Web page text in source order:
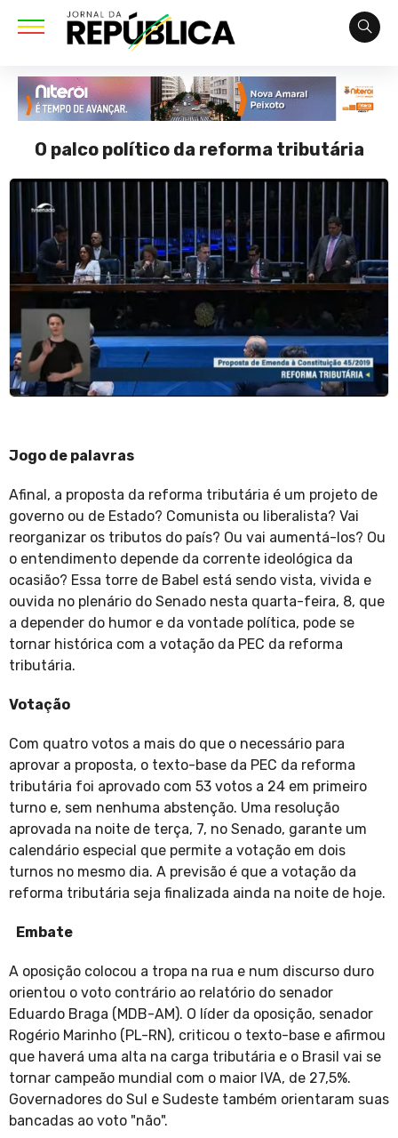
O palco político da reforma tributária
Jogo de palavras
Afinal, a proposta da reforma tributária é um projeto de
governo ou de Estado? Comunista ou liberalista? Vai
reorganizar os tributos do país? Ou vai aumentá-los? Ou
o entendimento depende da corrente ideológica da
ocasião? Essa torre de Babel está sendo vista, vivida e
ouvida no plenário do Senado nesta quarta-feira, 8, que
a depender do humor e da vontade política, pode se
tornar histórica com a votação da PEC da reforma
tributária.
Votação
Com quatro votos a mais do que o necessário para
aprovar a proposta, o texto-base da PEC da reforma
tributária foi aprovado com 53 votos a 24 em primeiro
turno e, sem nenhuma abstenção. Uma resolução
aprovada na noite de terça, 7, no Senado, garante um
calendário especial que permite a votação em dois
turnos no mesmo dia. A previsão é que a votação da
reforma tributária seja finalizada ainda na noite de hoje.
Embate
A oposição colocou a tropa na rua e num discurso duro
orientou o voto contrário ao relatório do senador
Eduardo Braga (MDB-AM). O líder da oposição, senador
Rogério Marinho (PL-RN), criticou o texto-base e afirmou
que haverá uma alta na carga tributária e o Brasil vai se
tornar campeão mundial com o maior IVA, de 27,5%.
Governadores do Sul e Sudeste também orientaram suas
bancadas ao voto "não".